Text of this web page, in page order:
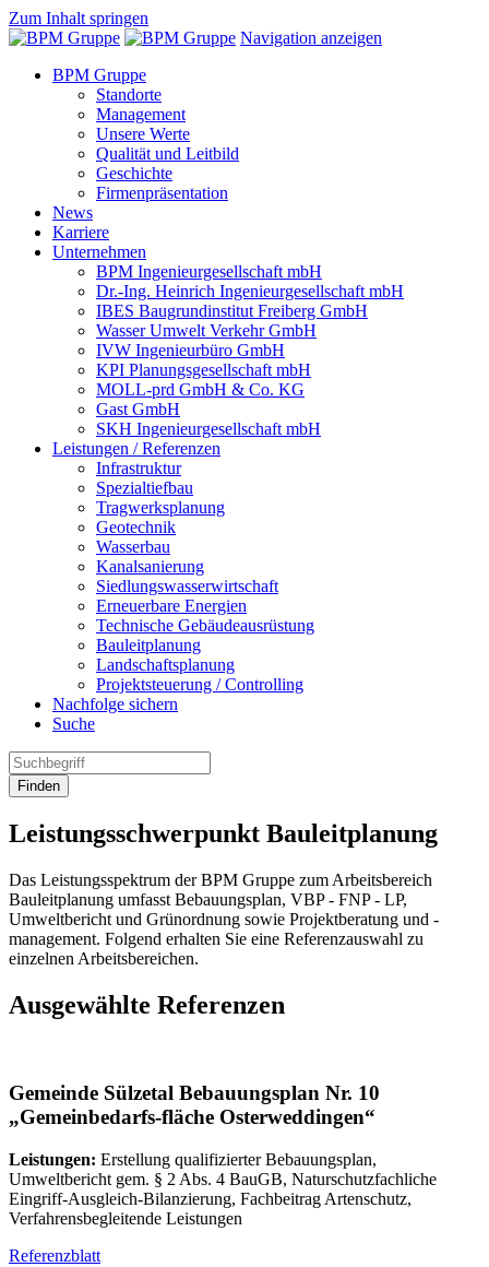
Zum Inhalt springen
Navigation anzeigen
BPM Gruppe
Standorte
Management
Unsere Werte
Qualität und Leitbild
Geschichte
Firmenpräsentation
News
Karriere
Unternehmen
BPM Ingenieurgesellschaft mbH
Dr.-Ing. Heinrich Ingenieurgesellschaft mbH
IBES Baugrundinstitut Freiberg GmbH
Wasser Umwelt Verkehr GmbH
IVW Ingenieurbüro GmbH
KPI Planungsgesellschaft mbH
MOLL-prd GmbH & Co. KG
Gast GmbH
SKH Ingenieurgesellschaft mbH
Leistungen / Referenzen
Infrastruktur
Spezialtiefbau
Tragwerksplanung
Geotechnik
Wasserbau
Kanalsanierung
Siedlungswasserwirtschaft
Erneuerbare Energien
Technische Gebäudeausrüstung
Bauleitplanung
Landschaftsplanung
Projektsteuerung / Controlling
Nachfolge sichern
Suche
Finden
Leistungsschwerpunkt Bauleitplanung
Das Leistungsspektrum der BPM Gruppe zum Arbeitsbereich
Bauleitplanung umfasst Bebauungsplan, VBP - FNP - LP,
Umweltbericht und Grünordnung sowie Projektberatung und -
management. Folgend erhalten Sie eine Referenzauswahl zu
einzelnen Arbeitsbereichen.
Ausgewählte Referenzen
Gemeinde Sülzetal Bebauungsplan Nr. 10
„Gemeinbedarfs-fläche Osterweddingen“
Leistungen: Erstellung qualifizierter Bebauungsplan,
Umweltbericht gem. § 2 Abs. 4 BauGB, Naturschutzfachliche
Eingriff-Ausgleich-Bilanzierung, Fachbeitrag Artenschutz,
Verfahrensbegleitende Leistungen
Referenzblatt